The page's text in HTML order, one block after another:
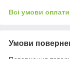
Всі умови оплати
Умови